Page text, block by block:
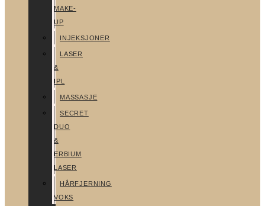
MAKE-
UP
INJEKSJONER
LASER
&
IPL
MASSASJE
SECRET
DUO
&
ERBIUM
LASER
HÅRFJERNING
VOKS